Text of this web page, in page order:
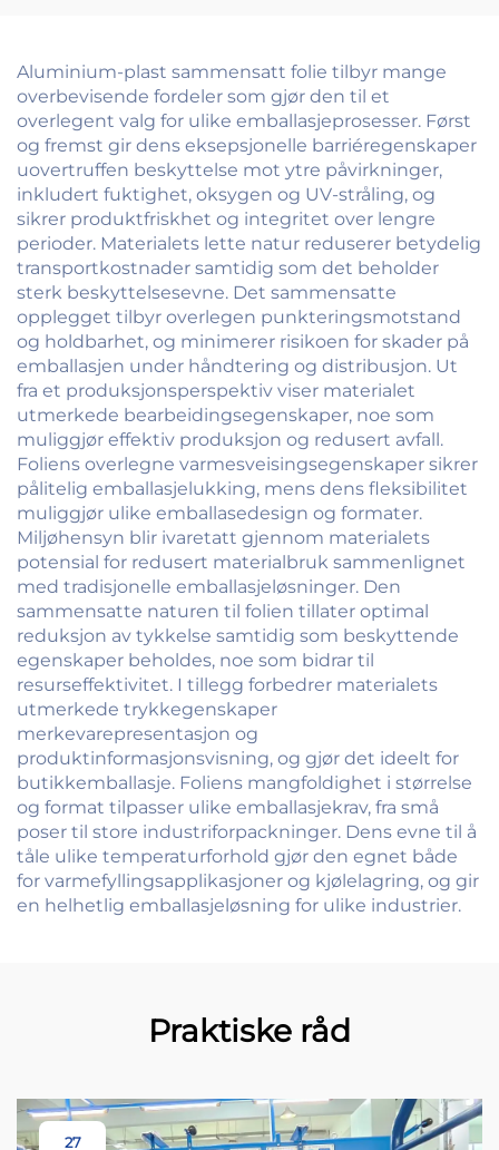
Aluminium-plast sammensatt folie tilbyr mange
overbevisende fordeler som gjør den til et
overlegent valg for ulike emballasjeprosesser. Først
og fremst gir dens eksepsjonelle barriéregenskaper
uovertruffen beskyttelse mot ytre påvirkninger,
inkludert fuktighet, oksygen og UV-stråling, og
sikrer produktfriskhet og integritet over lengre
perioder. Materialets lette natur reduserer betydelig
transportkostnader samtidig som det beholder
sterk beskyttelsesevne. Det sammensatte
opplegget tilbyr overlegen punkteringsmotstand
og holdbarhet, og minimerer risikoen for skader på
emballasjen under håndtering og distribusjon. Ut
fra et produksjonsperspektiv viser materialet
utmerkede bearbeidingsegenskaper, noe som
muliggjør effektiv produksjon og redusert avfall.
Foliens overlegne varmesveisingsegenskaper sikrer
pålitelig emballasjelukking, mens dens fleksibilitet
muliggjør ulike emballasedesign og formater.
Miljøhensyn blir ivaretatt gjennom materialets
potensial for redusert materialbruk sammenlignet
med tradisjonelle emballasjeløsninger. Den
sammensatte naturen til folien tillater optimal
reduksjon av tykkelse samtidig som beskyttende
egenskaper beholdes, noe som bidrar til
resurseffektivitet. I tillegg forbedrer materialets
utmerkede trykkegenskaper
merkevarepresentasjon og
produktinformasjonsvisning, og gjør det ideelt for
butikkemballasje. Foliens mangfoldighet i størrelse
og format tilpasser ulike emballasjekrav, fra små
poser til store industriforpackninger. Dens evne til å
tåle ulike temperaturforhold gjør den egnet både
for varmefyllingsapplikasjoner og kjølelagring, og gir
en helhetlig emballasjeløsning for ulike industrier.
Praktiske råd
27